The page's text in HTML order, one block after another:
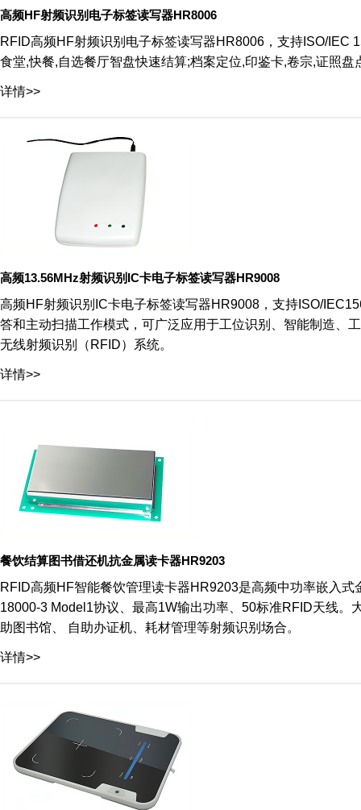
高频HF射频识别电子标签读写器HR8006
RFID高频HF射频识别电子标签读写器HR8006，支持ISO/IEC
食堂,快餐,自选餐厅智盘快速结算;档案定位,印鉴卡,卷宗,证照
详情>>
高频13.56MHz射频识别IC卡电子标签读写器HR9008
高频HF射频识别IC卡电子标签读写器HR9008，支持ISO/
答和主动扫描工作模式，可广泛应用于工位识别、智能制造、
无线射频识别（RFID）系统。
详情>>
餐饮结算图书借还机抗金属读卡器HR9203
RFID高频HF智能餐饮管理读卡器HR9203是高频中功率嵌入
18000-3 Model1协议、最高1W输出功率、50标准RFID天线
助图书馆、 自助办证机、耗材管理等射频识别场合。
详情>>